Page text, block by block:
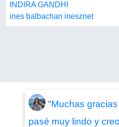
INDIRA GANDHI
ines balbachan inesznet
"Muchas
pasé muy lindo y